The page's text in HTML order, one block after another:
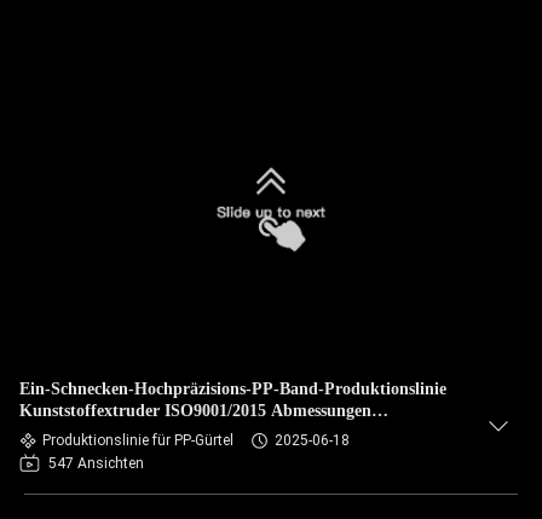
Ein-Schnecken-Hochpräzisions-PP-Band-Produktionslinie
Kunststoffextruder ISO9001/2015 Abmessungen
L30*B1.5*H3.5M
Produktionslinie für PP-Gürtel
2025-06-18
547 Ansichten